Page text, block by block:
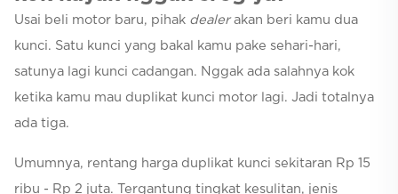
Usai beli motor baru, pihak dealerakan beri kamu dua
kunci. Satu kunci yang bakal kamu pake sehari-hari,
satunya lagi kunci cadangan. Nggak ada salahnya kok
ketika kamu mau duplikat kunci motor lagi. Jadi totalnya
ada tiga.
Umumnya, rentang harga duplikat kunci sekitaran Rp 15
ribu - Rp 2 juta. Tergantung tingkat kesulitan, jenis